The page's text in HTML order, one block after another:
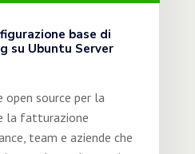
base di
su Ubuntu Server
source per la
la fatturazione
team e aziende che